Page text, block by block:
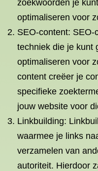
zoekwoorden je
optimaliseren voor
SEO-content:
techniek die je kunt
optimaliseren voor
content creëer je
specifieke
jouw website voor
Linkbuilding:
waarmee je links
verzamelen van
autoriteit. Hierdoor